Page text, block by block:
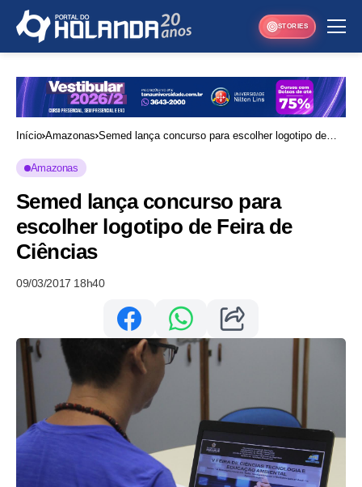
STORIES
Início Amazonas Semed lança concurso para escolher logotipo de
Amazonas
Semed lança concurso para
escolher logotipo de Feira de
Ciências
09/03/2017 18h40